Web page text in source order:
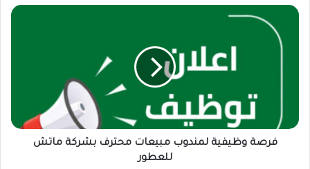
فرصة
وظيفية
لمندوب
فرصة وظيفية لمندوب مبيعات محترف بشركة ماتش
للعطور